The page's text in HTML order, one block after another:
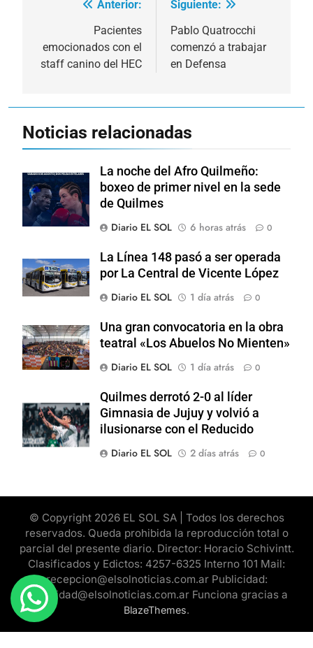
Navegación
entradas
Anterior:
Pacientes
emocionados con el
staff canino del HEC
Siguiente:
Pablo Quatrocchi
comenzó a trabajar
en Defensa
Noticias relacionadas
La noche del Afro Quilmeño:
boxeo de primer nivel en la sede
de Quilmes
Diario EL SOL
6 horas atrás 0
La Línea 148 pasó a ser operada
por La Central de Vicente López
Diario EL SOL
1 día atrás 0
Una gran convocatoria en la obra
teatral «Los Abuelos No Mienten»
Diario EL SOL
1 día atrás 0
Quilmes derrotó 2-0 al líder
Gimnasia de Jujuy y volvió a
ilusionarse con el Reducido
Diario EL SOL
2 días atrás 0
© Copyright 2026 EL SOL SA | Todos los derechos
reservados. Queda prohibida la reproducción total o
parcial del presente diario. Director: Horacio Schivintt.
Clasificados y Edictos: 4257-6325 Interno 101 Mail:
recepcion@elsolnoticias.com.ar Publicidad:
publicidad@elsolnoticias.com.ar Funciona gracias a
BlazeThemes.